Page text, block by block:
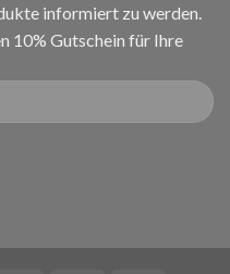
informiert zu werden.
10% Gutschein für Ihre